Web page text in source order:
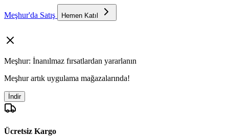
Meşhur'da Satış Hemen Katıl
Meşhur: İnanılmaz fırsatlardan yararlanın
Meşhur artık uygulama mağazalarında!
İndir
Ücretsiz Kargo